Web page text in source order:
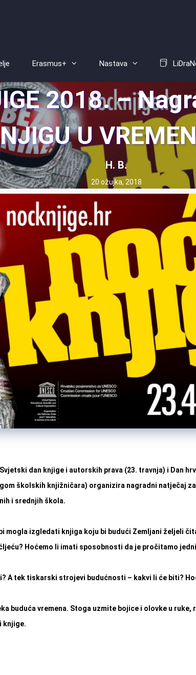
Erasmus+ Nastava
2018. –
U
H. B.
20 ožujka, 2018
dan knjige i autorskih prava (23. travnja) i Dan
školskih knjižničara) organizira nagradni natječaj
i srednjih škola.
mogla izgledati knjiga koju bi budući Zemljani željeli
Hoćemo li imati sposobnosti da je pročitamo
A tek tiskarski strojevi budućnosti – kakvi li će biti?
buduća vremena. Stoga uzmite bojice i olovke u ruke,
knjige.